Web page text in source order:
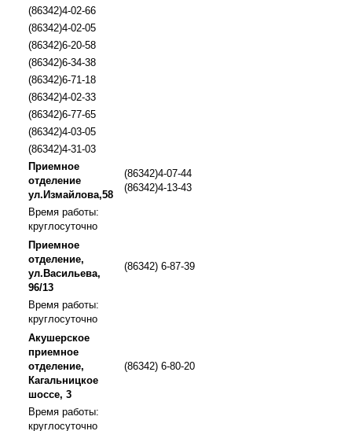
(86342)4-02-66
(86342)4-02-05
(86342)6-20-58
(86342)6-34-38
(86342)6-71-18
(86342)4-02-33
(86342)6-77-65
(86342)4-03-05
(86342)4-31-03
Приемное
отделение
ул.Измайлова,58
(86342)4-07-44
(86342)4-13-43
Время работы:
круглосуточно
Приемное
отделение,
ул.Васильева,
96/13
(86342) 6-87-39
Время работы:
круглосуточно
Акушерское
приемное
отделение,
Кагальницкое
шоссе, 3
(86342) 6-80-20
Время работы:
круглосуточно